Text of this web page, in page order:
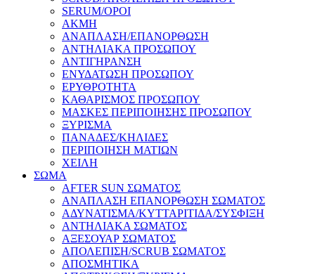
SERUM/ΟΡΟΙ
ΑΚΜΗ
ΑΝΑΠΛΑΣΗ/ΕΠΑΝΟΡΘΩΣΗ
ΑΝΤΗΛΙΑΚΑ ΠΡΟΣΩΠΟΥ
ΑΝΤΙΓΗΡΑΝΣΗ
ΕΝΥΔΑΤΩΣΗ ΠΡΟΣΩΠΟΥ
ΕΡΥΘΡΟΤΗΤΑ
ΚΑΘΑΡΙΣΜΟΣ ΠΡΟΣΩΠΟΥ
ΜΑΣΚΕΣ ΠΕΡΙΠΟΙΗΣΗΣ ΠΡΟΣΩΠΟΥ
ΞΥΡΙΣΜΑ
ΠΑΝΑΔΕΣ/ΚΗΛΙΔΕΣ
ΠΕΡΙΠΟΙΗΣΗ ΜΑΤΙΩΝ
ΧΕΙΛΗ
ΣΩΜΑ
AFTER SUN ΣΩΜΑΤΟΣ
ΑΝΑΠΛΑΣΗ ΕΠΑΝΟΡΘΩΣΗ ΣΩΜΑΤΟΣ
ΑΔΥΝΑΤΙΣΜΑ/ΚΥΤΤΑΡΙΤΙΔΑ/ΣΥΣΦΙΞΗ
ΑΝΤΗΛΙΑΚΑ ΣΩΜΑΤΟΣ
ΑΞΕΣΟΥΑΡ ΣΩΜΑΤΟΣ
ΑΠΟΛΕΠΙΣΗ/SCRUB ΣΩΜΑΤΟΣ
ΑΠΟΣΜΗΤΙΚΑ